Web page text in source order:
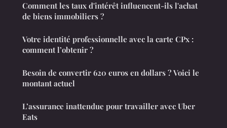
Comment les taux d'intérêt influencent-ils l'achat
de biens immobiliers ?
Votre identité professionnelle avec la carte CPx :
comment l’obtenir ?
Besoin de convertir 620 euros en dollars ? Voici le
montant actuel
L’assurance inattendue pour travailler avec Uber
Eats